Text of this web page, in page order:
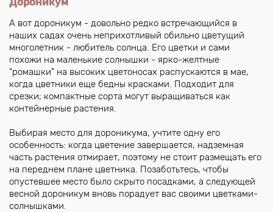
А вот дороникум - довольно редко встречающийся в
наших садах очень неприхотливый обильно цветущий
многолетник - любитель солнца. Его цветки и сами
похожи на маленькие солнышки - ярко-желтные
“ромашки” на высоких цветоносах распускаются в мае,
когда цветники еще бедны красками. Подходит для
срезки; компактные сорта могут выращиваться как
контейнерные растения.
Выбирая место для дороникума, учтите одну его
особенность: когда цветение завершается, надземная
часть растения отмирает, поэтому не стоит размещать его
на переднем плане цветника. Позаботьтесь, чтобы
опустевшее место было скрыто посадками, а следующей
весной дороникум вновь порадует вас своими цветками-
солнышками.